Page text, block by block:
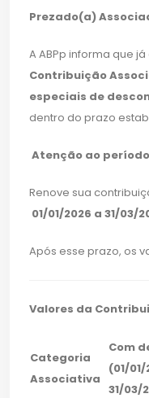
Prezado(a)
A ABPp informa que
Contribuição
especiais de
dentro do prazo
Atenção ao
Renove sua
01/01/2026 a 31/03/
Após esse prazo, os
Valores da
Categoria
Associativa
Com
(01/
31/03/